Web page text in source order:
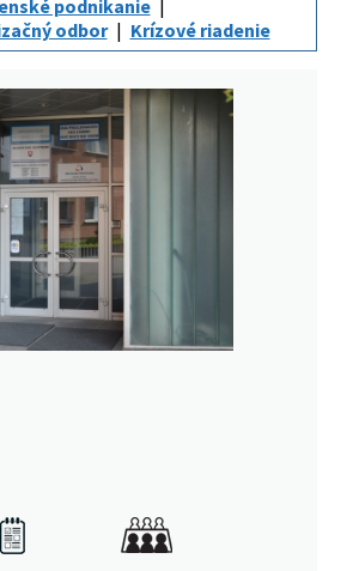
podnikanie
odbor Krízové riadenie